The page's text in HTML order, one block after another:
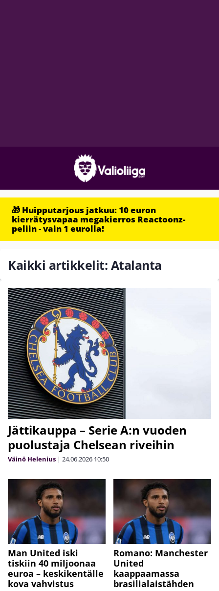
🎁 Huipputarjous jatkuu: 10 euron
kierrätysvapaa megakierros Reactoonz-
peliin - vain 1 eurolla!
Kaikki artikkelit: Atalanta
Jättikauppa – Serie A:n vuoden
puolustaja Chelsean riveihin
Väinö Helenius | 24.06.2026 10:50
Man United iski
tiskiin 40 miljoonaa
euroa – keskikentälle
kova vahvistus
Romano: Manchester
United
kaappaamassa
brasilialaistähden